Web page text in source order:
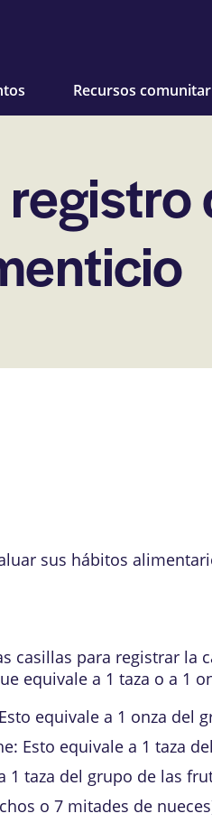
Recursos
sus hábitos
casillas para registrar
equivale a 1 taza o a 1
equivale a 1 onza del
Esto equivale a 1 taza
1 taza del grupo de las
o 7 mitades de